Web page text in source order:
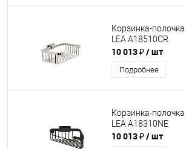
Корзинка-
LEA A18510CR
10 013 ₽/ шт
Подробнее
Корзинка-
LEA A18310NE
10 013 ₽/ шт